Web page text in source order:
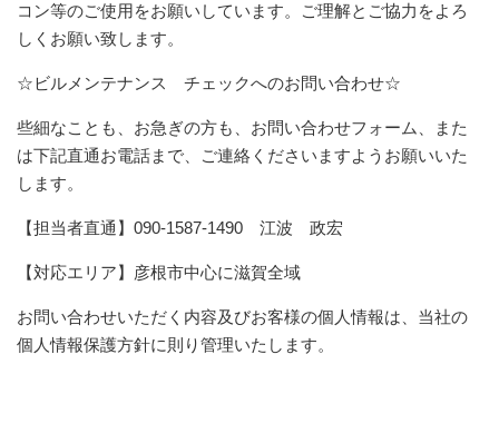
コン等のご使用をお願いしています。ご理解とご協力をよろ
しくお願い致します。
☆ビルメンテナンス チェックへのお問い合わせ☆
些細なことも、お急ぎの方も、お問い合わせフォーム、また
は下記直通お電話まで、ご連絡くださいますようお願いいた
します。
【担当者直通】090-1587-1490 江波 政宏
【対応エリア】彦根市中心に滋賀全域
お問い合わせいただく内容及びお客様の個人情報は、当社の
個人情報保護方針に則り管理いたします。